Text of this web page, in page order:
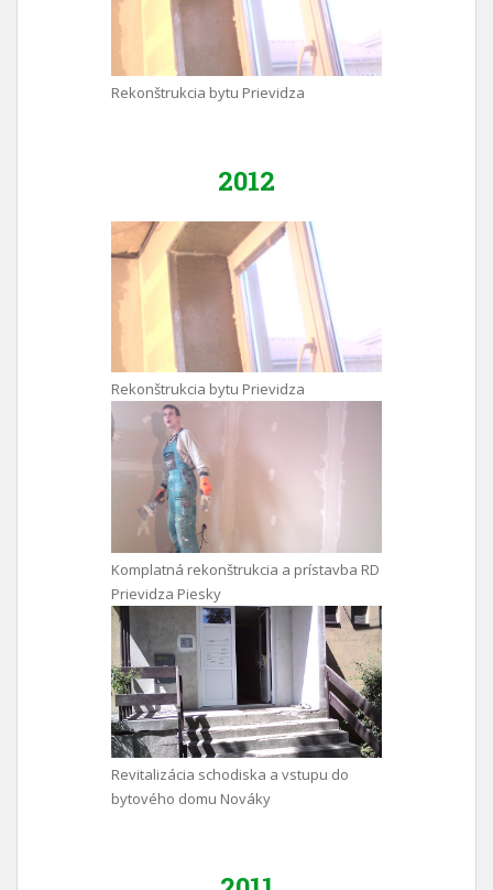
Rekonštrukcia bytu Prievidza
2012
Rekonštrukcia bytu Prievidza
Komplatná rekonštrukcia a prístavba RD
Prievidza Piesky
Revitalizácia schodiska a vstupu do
bytového domu Nováky